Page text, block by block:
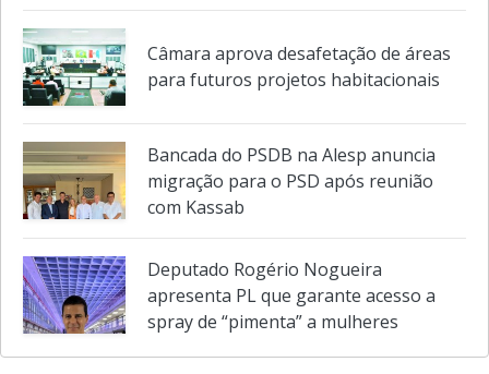
Câmara aprova desafetação de áreas
Bancada do PSDB na Alesp anuncia
migração para o PSD após reunião
Deputado Rogério Nogueira
apresenta PL que garante acesso a
spray de “pimenta” a mulheres